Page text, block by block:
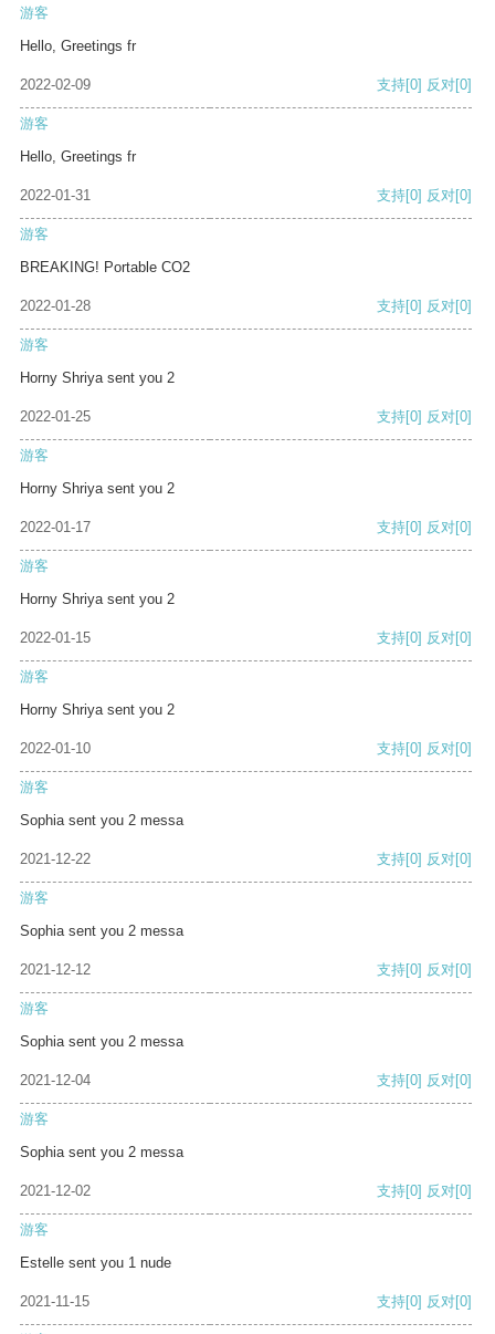
游客
Hello, Greetings fr
2022-02-09 支持[0] 反对[0]
游客
Hello, Greetings fr
2022-01-31 支持[0] 反对[0]
游客
BREAKING! Portable CO2
2022-01-28 支持[0] 反对[0]
游客
Horny Shriya sent you 2
2022-01-25 支持[0] 反对[0]
游客
Horny Shriya sent you 2
2022-01-17 支持[0] 反对[0]
游客
Horny Shriya sent you 2
2022-01-15 支持[0] 反对[0]
游客
Horny Shriya sent you 2
2022-01-10 支持[0] 反对[0]
游客
Sophia sent you 2 messa
2021-12-22 支持[0] 反对[0]
游客
Sophia sent you 2 messa
2021-12-12 支持[0] 反对[0]
游客
Sophia sent you 2 messa
2021-12-04 支持[0] 反对[0]
游客
Sophia sent you 2 messa
2021-12-02 支持[0] 反对[0]
游客
Estelle sent you 1 nude
2021-11-15 支持[0] 反对[0]